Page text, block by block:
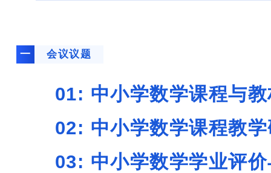
一 会议议题
01: 中小学数学课
02: 中小学数学课
03: 中小学数学学业评